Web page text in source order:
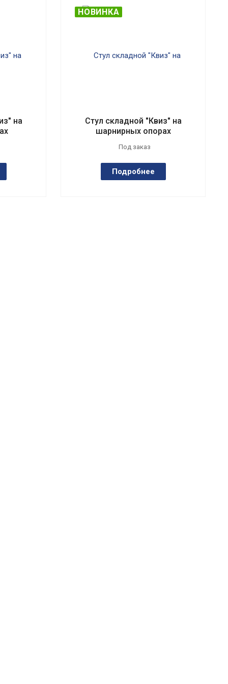
на
НОВИНКА
Стул складной "Квиз" на
шарнирных опорах
Под заказ
Подробнее